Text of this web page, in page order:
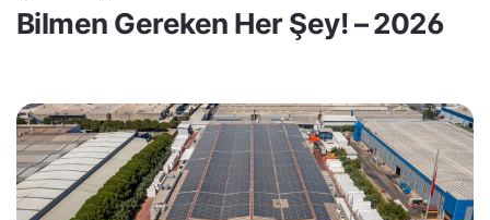
Bilmen Gereken Her Şey! – 2026